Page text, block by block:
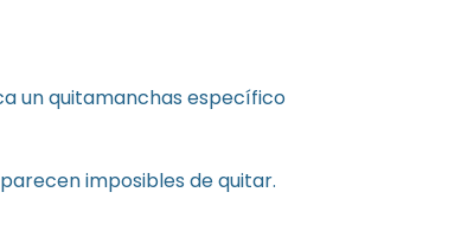
un quitamanchas específico
imposibles de quitar.